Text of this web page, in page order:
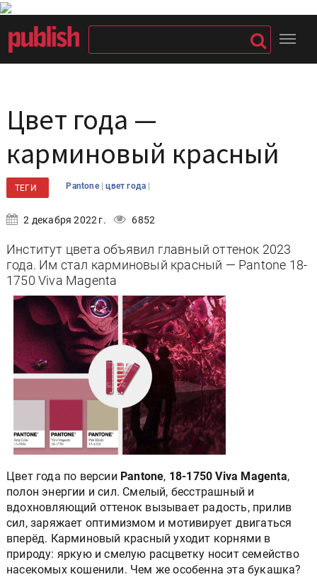
Цвет года —
карминовый красный
ТЕГИ Pantone |цвет года |
2 декабря 2022 г. 6852
Институт цвета объявил главный оттенок 2023
года. Им стал карминовый красный — Pantone 18-
1750 Viva Magenta
Цвет года по версии Pantone, 18-1750 Viva Magenta,
полон энергии и сил. Смелый, бесстрашный и
вдохновляющий оттенок вызывает радость, прилив
сил, заряжает оптимизмом и мотивирует двигаться
вперёд. Карминовый красный уходит корнями в
природу: яркую и смелую расцветку носит семейство
насекомых кошенили. Чем же особенна эта букашка?